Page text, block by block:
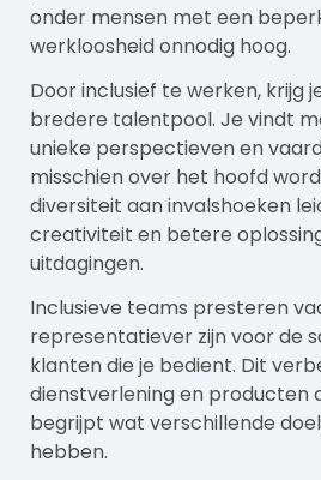
onder mensen met een
werkloosheid onnodig hoog.
Door inclusief te werken, krijg
bredere talentpool. Je vindt
unieke perspectieven en
misschien over het hoofd
diversiteit aan invalshoeken
creativiteit en betere
uitdagingen.
Inclusieve teams presteren
representatiever zijn voor de
klanten die je bedient. Dit
dienstverlening en producten
begrijpt wat verschillende
hebben.